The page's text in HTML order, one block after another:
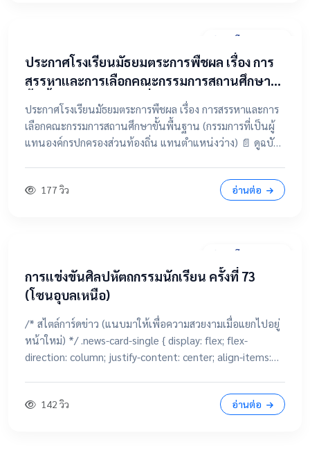
31 มีนาคม 2569
ประกาศโรงเรียนมัธยมตระการพืชผล เรื่อง การ
สรรหาและการเลือกคณะกรรมการสถานศึกษา
ขั้นพื้นฐาน (กรรมการที่เป็นผู้แทนองค์กร
ปกครองส่วนท้องถิ่น แทนตำแหน่งว่าง)
ประกาศโรงเรียนมัธยมตระการพืชผล เรื่อง การสรรหาและการ
เลือกคณะกรรมการสถานศึกษาขั้นพื้นฐาน (กรรมการที่เป็นผู้
แทนองค์กรปกครองส่วนท้องถิ่น แทนตำแหน่งว่าง) 📄 ดูฉบับ
177 วิว อ่านต่อ
28 มีนาคม 2569
การแข่งขันศิลปหัตถกรรมนักเรียน ครั้งที่ 73
(โซนอุบลเหนือ)
/* สไตล์การ์ดข่าว (แนบมาให้เพื่อความสวยงามเมื่อแยกไปอยู่
หน้าใหม่) */ .news-card-single { display: flex; flex-
direction: column; justify-content: center; align-items:
!important; transition: all 0.3s ease; text-align: center;
142 วิว อ่านต่อ